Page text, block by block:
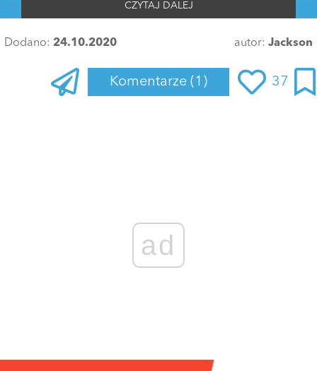
CZYTAJ DALEJ
Dodano: 24.10.2020 autor: Jackson
Komentarze (1) 37
ad